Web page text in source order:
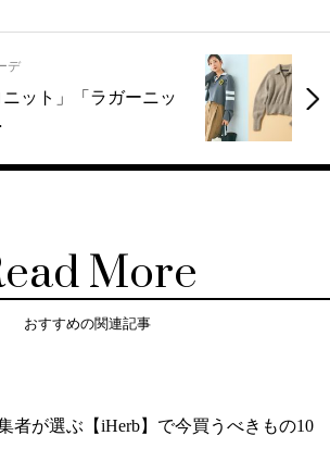
デ
ット」「ラガーニッ
More
おすすめの関連記事
者が選ぶ【iHerb】で今買うべきもの10